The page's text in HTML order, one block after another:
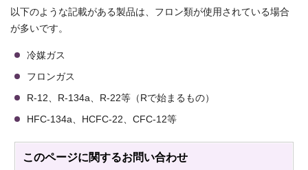
以下のような記載がある製品は、フロン類が使用されている場合
が多いです。
冷媒ガス
フロンガス
R-12、R-134a、R-22等（Rで始まるもの）
HFC-134a、HCFC-22、CFC-12等
このページに関するお問い合わせ